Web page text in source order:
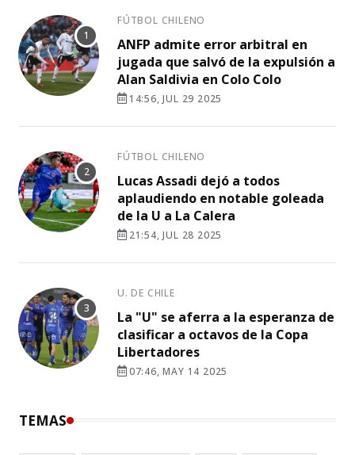
FÚTBOL CHILENO
ANFP admite error arbitral en
jugada que salvó de la expulsión a
Alan Saldivia en Colo Colo
14:56, JUL 29 2025
FÚTBOL CHILENO
Lucas Assadi dejó a todos
aplaudiendo en notable goleada
de la U a La Calera
21:54, JUL 28 2025
U. DE CHILE
La "U" se aferra a la esperanza de
clasificar a octavos de la Copa
Libertadores
07:46, MAY 14 2025
TEMAS